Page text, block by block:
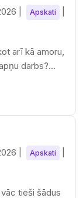
Apskati
arī kā amoru,
darbs?
Apskati
tieši šādus